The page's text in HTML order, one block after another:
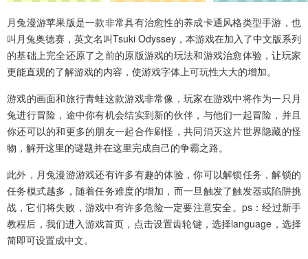
月兔漫游苹果版是一款非常具有治愈性的养成卡通风格类型手游，也
叫 月兔奥德赛 ，英文名叫Tsuki Odyssey ，本游戏在加入了中文版系列
的基础上完全还原了之前的原版游戏的玩法和游戏治愈体验，让玩家
更能直观的了解游戏的内容，使游戏字体上可玩性大大的增加。
游戏的画面和旅行青蛙这款游戏非常像，玩家在游戏中将作为一只月
兔进行冒险，途中你有机会结实到新的伙伴，与他们一起冒险，并且
你还可以的和更多的朋友一起合作刷怪，共同消灭这片世界隐藏的怪
物，解开这里的谜题并在这里完成自己的争霸之路。
此外，月兔漫游游戏还有许多有趣的体验，你可以解锁任务，解锁的
任务模式越多，随着任务难度的增加，而一旦触发了触发器或陷阱挑
战，它们将失败，游戏中有许多危险一定要注意安全。 ps：经过新手
教程后，我们进入游戏首页，点击设置齿轮键，选择language，选择
简即可设置成中文。